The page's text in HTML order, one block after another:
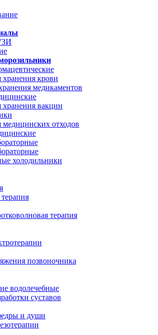
крови
медикаментов
вакцин
отходов
холодильники
терапия
позвоночника
водолечебные
суставов
и души